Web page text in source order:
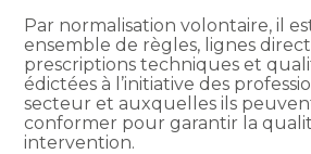
Par normalisation volontaire, il
ensemble de règles, lignes
prescriptions techniques et
édictées à l’initiative des
secteur et auxquelles ils
conformer pour garantir la
intervention.